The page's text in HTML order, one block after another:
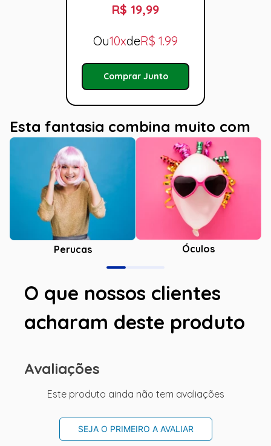
R$ 19,99
Ou10xdeR$ 1.99
Comprar Junto
Esta fantasia combina muito com
Perucas Óculos
O que nossos clientes
acharam deste produto
Avaliações
Este produto ainda não tem avaliações
SEJA O PRIMEIRO A AVALIAR